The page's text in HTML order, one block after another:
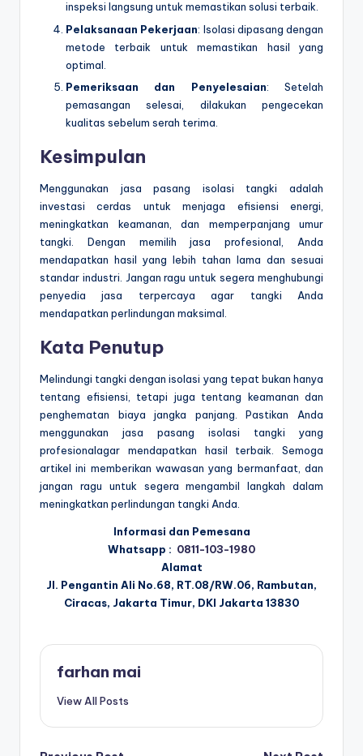
inspeksi langsung untuk memastikan solusi terbaik.
Pelaksanaan Pekerjaan: Isolasi dipasang dengan
metode terbaik untuk memastikan hasil yang
optimal.
Pemeriksaan dan Penyelesaian: Setelah
pemasangan selesai, dilakukan pengecekan
kualitas sebelum serah terima.
Kesimpulan
Menggunakan jasa pasang isolasi tangki adalah
investasi cerdas untuk menjaga efisiensi energi,
meningkatkan keamanan, dan memperpanjang umur
tangki. Dengan memilih jasa profesional, Anda
mendapatkan hasil yang lebih tahan lama dan sesuai
standar industri. Jangan ragu untuk segera menghubungi
penyedia jasa terpercaya agar tangki Anda
mendapatkan perlindungan maksimal.
Kata Penutup
Melindungi tangki dengan isolasi yang tepat bukan hanya
tentang efisiensi, tetapi juga tentang keamanan dan
penghematan biaya jangka panjang. Pastikan Anda
menggunakan jasa pasang isolasi tangki yang
profesionalagar mendapatkan hasil terbaik. Semoga
artikel ini memberikan wawasan yang bermanfaat, dan
jangan ragu untuk segera mengambil langkah dalam
meningkatkan perlindungan tangki Anda.
Informasi dan Pemesana
Whatsapp : 0811-103-1980
Alamat
Jl. Pengantin Ali No.68, RT.08/RW.06, Rambutan,
Ciracas, Jakarta Timur, DKI Jakarta 13830
farhan mai
View All Posts